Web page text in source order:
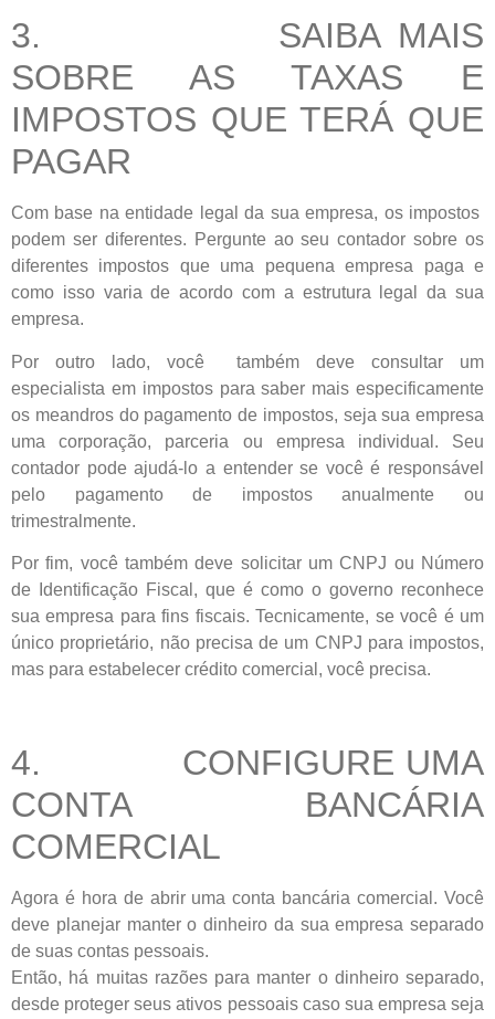
3. SAIBA MAIS
SOBRE AS TAXAS E
IMPOSTOS QUE TERÁ QUE
PAGAR
Com base na entidade legal da sua empresa, os impostos
podem ser diferentes. Pergunte ao seu contador sobre os
diferentes impostos que uma pequena empresa paga e
como isso varia de acordo com a estrutura legal da sua
empresa.
Por outro lado, você também deve consultar um
especialista em impostos para saber mais especificamente
os meandros do pagamento de impostos, seja sua empresa
uma corporação, parceria ou empresa individual. Seu
contador pode ajudá-lo a entender se você é responsável
pelo pagamento de impostos anualmente ou
trimestralmente.
Por fim, você também deve solicitar um CNPJ ou Número
de Identificação Fiscal, que é como o governo reconhece
sua empresa para fins fiscais. Tecnicamente, se você é um
único proprietário, não precisa de um CNPJ para impostos,
mas para estabelecer crédito comercial, você precisa.
4. CONFIGURE UMA
CONTA BANCÁRIA
COMERCIAL
Agora é hora de abrir uma conta bancária comercial. Você
deve planejar manter o dinheiro da sua empresa separado
de suas contas pessoais.
Então, há muitas razões para manter o dinheiro separado,
desde proteger seus ativos pessoais caso sua empresa seja